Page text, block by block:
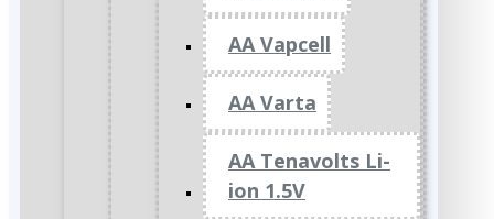
AA Vapcell
AA Varta
AA Tenavolts Li-
ion 1.5V